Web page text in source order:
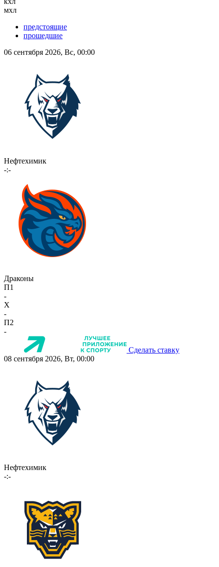
мхл
предстоящие
прошедшие
06 сентября 2026, Вс, 00:00
Нефтехимик
-:-
Драконы
П1
-
X
-
П2
-
Сделать ставку
08 сентября 2026, Вт, 00:00
Нефтехимик
-:-